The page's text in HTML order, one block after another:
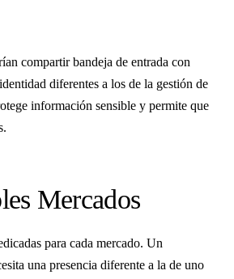
compartir bandeja de entrada con
diferentes a los de la gestión de
información sensible y permite que
Mercados
para cada mercado. Un
una presencia diferente a la de uno